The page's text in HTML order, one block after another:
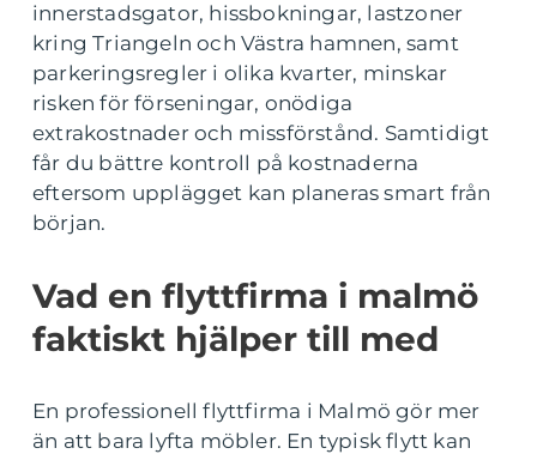
innerstadsgator, hissbokningar, lastzoner
kring Triangeln och Västra hamnen, samt
parkeringsregler i olika kvarter, minskar
risken för förseningar, onödiga
extrakostnader och missförstånd. Samtidigt
får du bättre kontroll på kostnaderna
eftersom upplägget kan planeras smart från
början.
Vad en flyttfirma i malmö
faktiskt hjälper till med
En professionell flyttfirma i Malmö gör mer
än att bara lyfta möbler. En typisk flytt kan